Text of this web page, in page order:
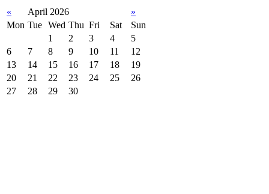
« April 2026
»
Mon Tue Wed Thu Fri Sat
Sun
1
2 3 4
5
6
7 8 9 10 11
12
13
14 15 16 17 18
19
20
21 22 23 24 25
26
27
28 29 30